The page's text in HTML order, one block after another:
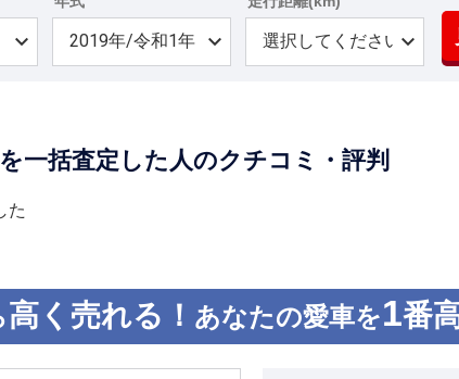
一括査定した人のクチコミ・評判
た
高く売れる！ あなたの愛車を1番